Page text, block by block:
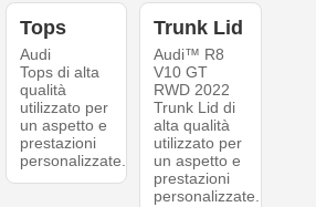
Tops
Audi
Tops di alta
qualità
utilizzato per
un aspetto e
prestazioni
personalizzate.
Trunk Lid
Audi™ R8
V10 GT
RWD 2022
Trunk Lid di
alta qualità
utilizzato per
un aspetto e
prestazioni
personalizzate.